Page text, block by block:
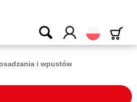
Polski
i wpustów